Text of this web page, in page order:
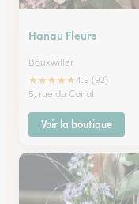
Hanau Fleurs
Bouxwiller
★★★★★4.9 (92)
5, rue du Canal
Voir la boutique